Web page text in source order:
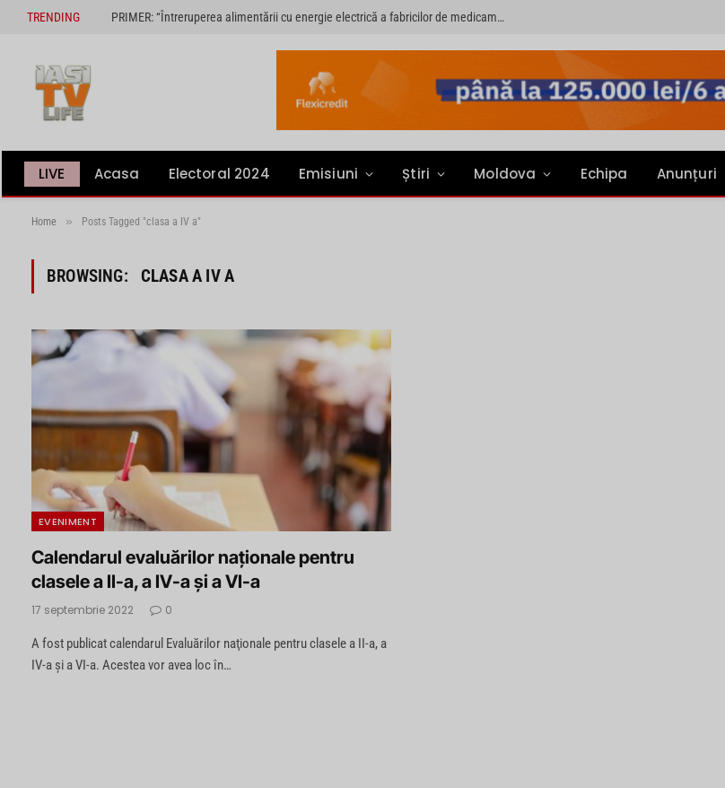
TRENDING PRIMER: “Întreruperea alimentării cu energie electrică a fabricilor de medicamente va pune în pericol accesul pacienților la medicamente esențiale”
LIVE Acasa Electoral 2024 Emisiuni Știri Moldova Echipa Anunțuri
Home » Posts Tagged "clasa a IV a"
BROWSING: CLASA A IV A
EVENIMENT
Calendarul evaluărilor naţionale pentru
clasele a II-a, a IV-a şi a VI-a
17 septembrie 2022 0
A fost publicat calendarul Evaluărilor naţionale pentru clasele a II-a, a
IV-a şi a VI-a. Acestea vor avea loc în…